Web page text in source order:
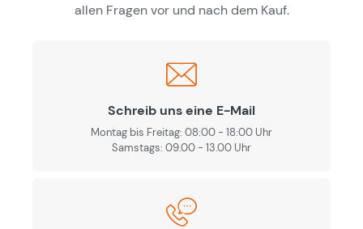
allen Fragen vor und nach dem Kauf.
Schreib uns eine E-Mail
Montag bis Freitag: 08:00 - 18:00 Uhr
Samstags: 09.00 - 13.00 Uhr